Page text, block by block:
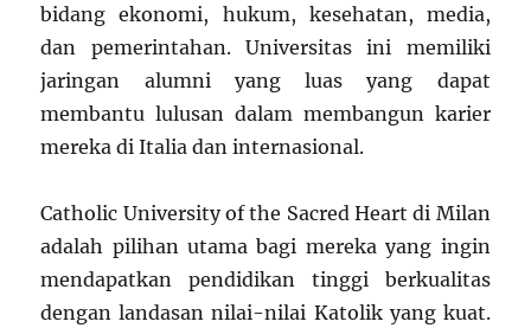
bidang ekonomi, hukum, kesehatan, media,
dan pemerintahan. Universitas ini memiliki
jaringan alumni yang luas yang dapat
membantu lulusan dalam membangun karier
mereka di Italia dan internasional.
Catholic University of the Sacred Heart di Milan
adalah pilihan utama bagi mereka yang ingin
mendapatkan pendidikan tinggi berkualitas
dengan landasan nilai-nilai Katolik yang kuat.